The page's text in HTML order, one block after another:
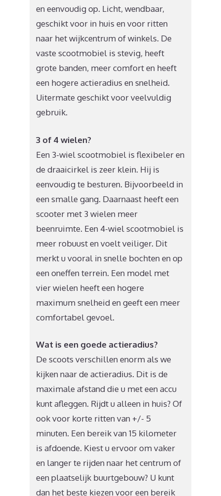
en eenvoudig op. Licht, wendbaar,
geschikt voor in huis en voor ritten
naar het wijkcentrum of winkels. De
vaste scootmobiel is stevig, heeft
grote banden, meer comfort en heeft
een hogere actieradius en snelheid.
Uitermate geschikt voor veelvuldig
gebruik.
3 of 4 wielen?
Een 3-wiel scootmobiel is flexibeler en
de draaicirkel is zeer klein. Hij is
eenvoudig te besturen. Bijvoorbeeld in
een smalle gang. Daarnaast heeft een
scooter met 3 wielen meer
beenruimte. Een 4-wiel scootmobiel is
meer robuust en voelt veiliger. Dit
merkt u vooral in snelle bochten en op
een oneffen terrein. Een model met
vier wielen heeft een hogere
maximum snelheid en geeft een meer
comfortabel gevoel.
Wat is een goede actieradius?
De scoots verschillen enorm als we
kijken naar de actieradius. Dit is de
maximale afstand die u met een accu
kunt afleggen. Rijdt u alleen in huis? Of
ook voor korte ritten van +/- 5
minuten. Een bereik van 15 kilometer
is afdoende. Kiest u ervoor om vaker
en langer te rijden naar het centrum of
een plaatselijk buurtgebouw? U kunt
dan het beste kiezen voor een bereik